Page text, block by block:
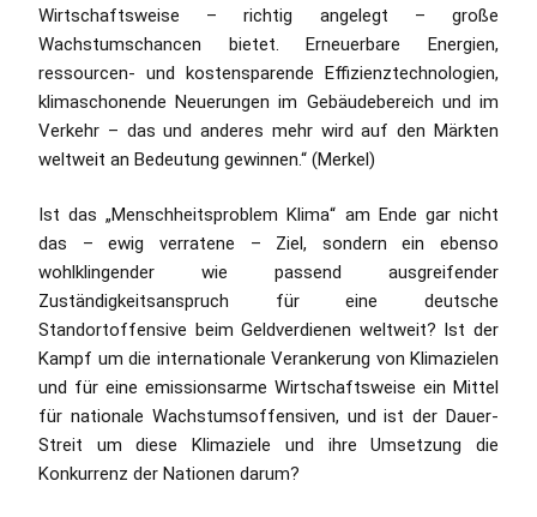
Wirtschaftsweise – richtig angelegt – große
Wachstumschancen bietet. Erneuerbare Energien,
ressourcen- und kostensparende Effizienztechnologien,
klimaschonende Neuerungen im Gebäudebereich und im
Verkehr – das und anderes mehr wird auf den Märkten
weltweit an Bedeutung gewinnen.“ (Merkel)
Ist das „Menschheitsproblem Klima“ am Ende gar nicht
das – ewig verratene – Ziel, sondern ein ebenso
wohlklingender wie passend ausgreifender
Zuständigkeitsanspruch für eine deutsche
Standortoffensive beim Geldverdienen weltweit? Ist der
Kampf um die internationale Verankerung von Klimazielen
und für eine emissionsarme Wirtschaftsweise ein Mittel
für nationale Wachstumsoffensiven, und ist der Dauer-
Streit um diese Klimaziele und ihre Umsetzung die
Konkurrenz der Nationen darum?